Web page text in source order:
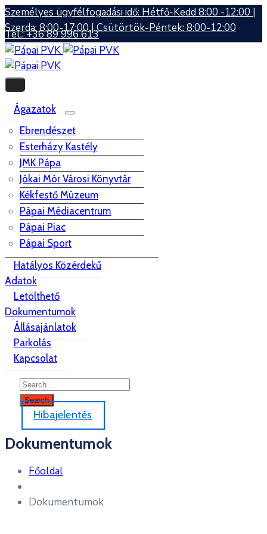
Személyes ügyfélfogadási idő: Hétfő-Kedd 8:00 -12:00 |
Szerda: 8:00-17:00 | Csütörtök-Péntek: 8:00-12:00
Tel.: +36 89 996 613
Ágazatok
Ebrendészet
Esterházy Kastély
JMK Pápa
Jókai Mór Városi Könyvtár
Kékfestő Múzeum
Pápai Médiacentrum
Pápai Piac
Pápai Sport
Hatályos Közérdekű
Adatok
Letölthető
Dokumentumok
Állásajánlatok
Parkolás
Kapcsolat
Hibajelentés
Dokumentumok
Főoldal
Dokumentumok